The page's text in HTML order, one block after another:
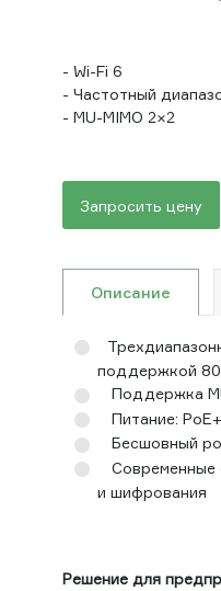
- Wi-Fi 6
- Частотный
- MU-MIMO 2×2
Запросить цену
Описание
поддержкой
Поддержка
Питание:
Бесшовный
Современные
и шифрования
Решение для